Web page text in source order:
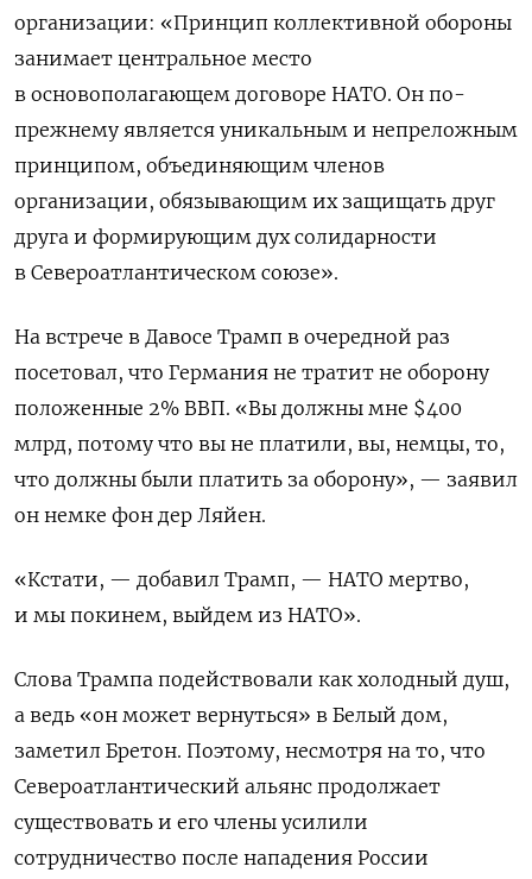
организации: «Принцип коллективной обороны
занимает центральное место
в основополагающем договоре НАТО. Он по-
прежнему является уникальным и непреложным
принципом, объединяющим членов
организации, обязывающим их защищать друг
друга и формирующим дух солидарности
в Североатлантическом союзе».
На встрече в Давосе Трамп в очередной раз
посетовал, что Германия не тратит не оборону
положенные 2% ВВП. «Вы должны мне $400
млрд, потому что вы не платили, вы, немцы, то,
что должны были платить за оборону», — заявил
он немке фон дер Ляйен.
«Кстати, — добавил Трамп, — НАТО мертво,
и мы покинем, выйдем из НАТО».
Слова Трампа подействовали как холодный душ,
а ведь «он может вернуться» в Белый дом,
заметил Бретон. Поэтому, несмотря на то, что
Североатлантический альянс продолжает
существовать и его члены усилили
сотрудничество после нападения России